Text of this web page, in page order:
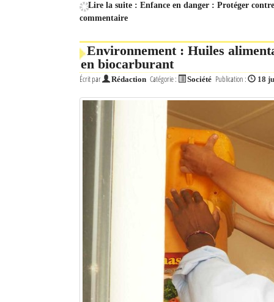
Lire la suite : Enfance en danger : Protéger
commentaire
Environnement : Huiles
en biocarburant
Écrit par Rédaction Catégorie : Société Publication : 18